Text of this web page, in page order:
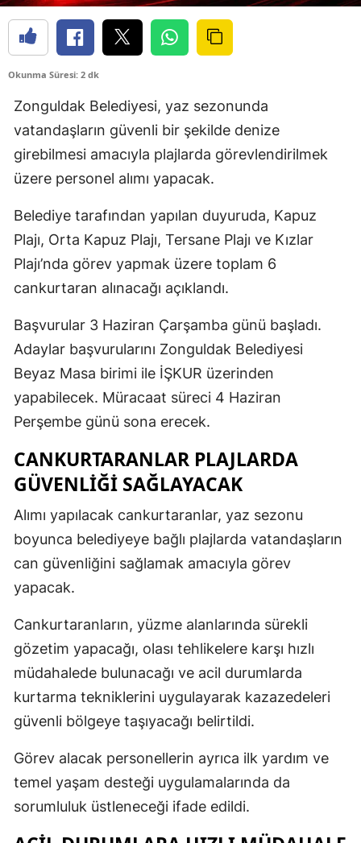
Okunma Süresi: 2 dk
Zonguldak Belediyesi, yaz sezonunda
vatandaşların güvenli bir şekilde denize
girebilmesi amacıyla plajlarda görevlendirilmek
üzere personel alımı yapacak.
Belediye tarafından yapılan duyuruda, Kapuz
Plajı, Orta Kapuz Plajı, Tersane Plajı ve Kızlar
Plajı’nda görev yapmak üzere toplam 6
cankurtaran alınacağı açıklandı.
Başvurular 3 Haziran Çarşamba günü başladı.
Adaylar başvurularını Zonguldak Belediyesi
Beyaz Masa birimi ile İŞKUR üzerinden
yapabilecek. Müracaat süreci 4 Haziran
Perşembe günü sona erecek.
CANKURTARANLAR PLAJLARDA
GÜVENLİĞİ SAĞLAYACAK
Alımı yapılacak cankurtaranlar, yaz sezonu
boyunca belediyeye bağlı plajlarda vatandaşların
can güvenliğini sağlamak amacıyla görev
yapacak.
Cankurtaranların, yüzme alanlarında sürekli
gözetim yapacağı, olası tehlikelere karşı hızlı
müdahalede bulunacağı ve acil durumlarda
kurtarma tekniklerini uygulayarak kazazedeleri
güvenli bölgeye taşıyacağı belirtildi.
Görev alacak personellerin ayrıca ilk yardım ve
temel yaşam desteği uygulamalarında da
sorumluluk üstleneceği ifade edildi.